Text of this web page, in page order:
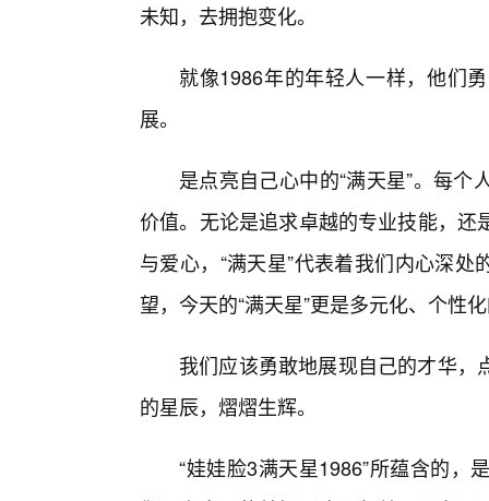
未知，去拥抱变化。
就像1986年的年轻人一样，他们
展。
是点亮自己心中的“满天星”。每
价值。无论是追求卓越的专业技能，
与爱心，“满天星”代表着我们内心深处
望，今天的“满天星”更是多元化、个性
我们应该勇敢地展现自己的才华
的星辰，熠熠生辉。
“娃娃脸3满天星1986”所蕴含的，